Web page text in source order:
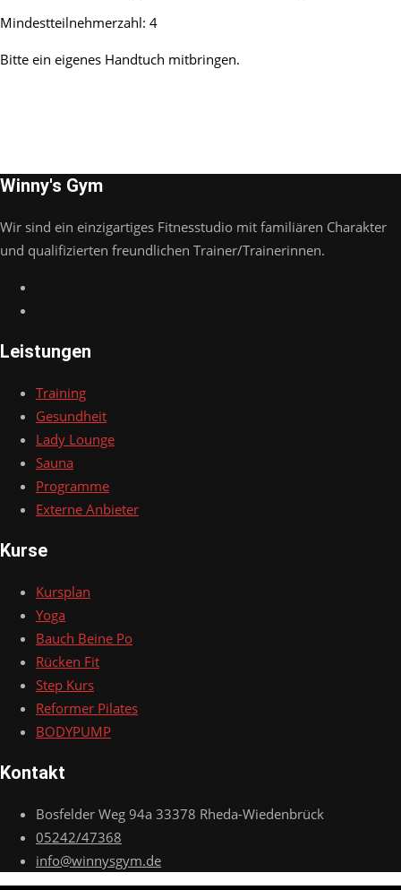
Mindestteilnehmerzahl: 4
Bitte ein eigenes Handtuch mitbringen.
Winny's Gym
Wir sind ein einzigartiges Fitnesstudio mit familiären Charakter
und qualifizierten freundlichen Trainer/Trainerinnen.
Leistungen
Training
Gesundheit
Lady Lounge
Sauna
Programme
Externe Anbieter
Kurse
Kursplan
Yoga
Bauch Beine Po
Rücken Fit
Step Kurs
Reformer Pilates
BODYPUMP
Kontakt
Bosfelder Weg 94a 33378 Rheda-Wiedenbrück
05242/47368
info@winnysgym.de